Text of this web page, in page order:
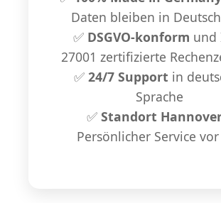
Daten bleiben in
✅ DSGVO-konform und
27001 zertifizierte
✅ 24/7 Support in
Sprache
✅ Standort
Persönlicher Service